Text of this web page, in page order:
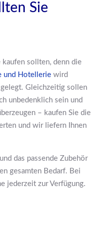
Sie
kaufen sollten, denn die
und Hotellerie wird
Gleichzeitig sollen
unbedenklich sein und
– kaufen Sie die
und wir liefern Ihnen
das passende Zubehör
gesamten Bedarf. Bei
jederzeit zur Verfügung.